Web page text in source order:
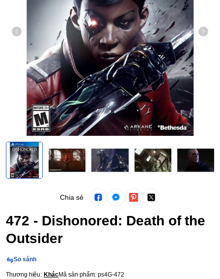
Chia sẻ
472 - Dishonored: Death of the
Outsider
So sánh
Thương hiệu: KhácMã sản phẩm: ps4G-472